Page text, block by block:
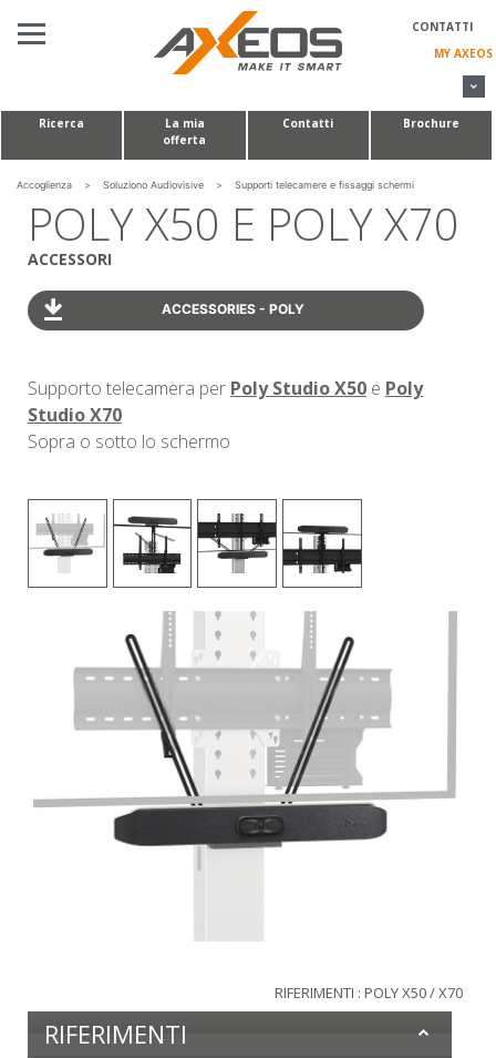
CONTATTI
MY AXEOS
SOLUZIONO AUDIOVISIVE
REALIZZAZIONI SU MISURA
Ricerca
La mia
offerta
Contatti Brochure
Accoglienza > Soluziono Audiovisive > Supporti telecamere e fissaggi schermi
POLY X50 E POLY X70
ACCESSORI
ACCESSORIES - POLY
Supporto telecamera per Poly Studio X50 e Poly
Studio X70
Sopra o sotto lo schermo
RIFERIMENTI : POLY X50 / X70
RIFERIMENTI
Pannello di gestione dei cookies